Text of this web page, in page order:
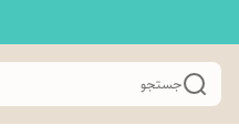
جستجو